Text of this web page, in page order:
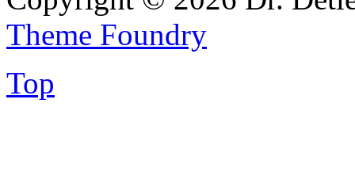
Theme Foundry
Top